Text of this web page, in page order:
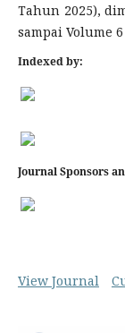
Tahun 2025),
sampai Volume
Indexed by:
Journal Sponsors
View Journal